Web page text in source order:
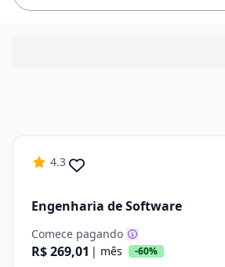
4.3
Engenharia de Software
Comece pagando
R$ 269,01 | mês -60%